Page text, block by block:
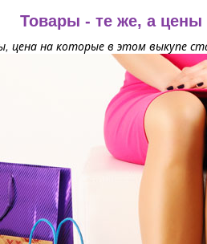
Товары - те же, а цены
на которые в этом выкупе